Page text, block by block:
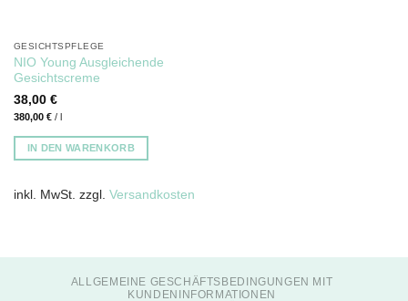
GESICHTSPFLEGE
NIO Young Ausgleichende
Gesichtscreme
38,00 €
380,00 €/ l
IN DEN WARENKORB
inkl. MwSt. zzgl. Versandkosten
ALLGEMEINE GESCHÄFTSBEDINGUNGEN MIT
KUNDENINFORMATIONEN